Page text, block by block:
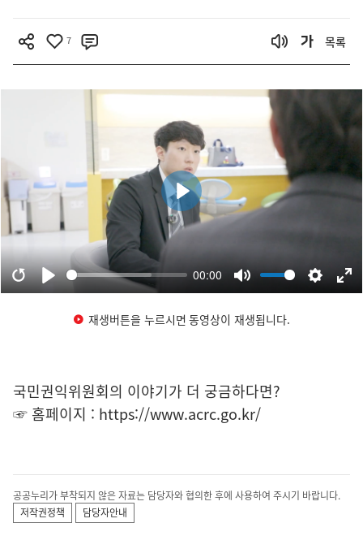
7 목록
재생버튼을 누르시면 동영상이 재생됩니다.
국민권익위원회의 이야기가 더 궁금하다면?
☞ 홈페이지 : https://www.acrc.go.kr/
공공누리가 부착되지 않은 자료는 담당자와 협의한 후에 사용하여 주시기 바랍니다.
저작권정책
담당자안내